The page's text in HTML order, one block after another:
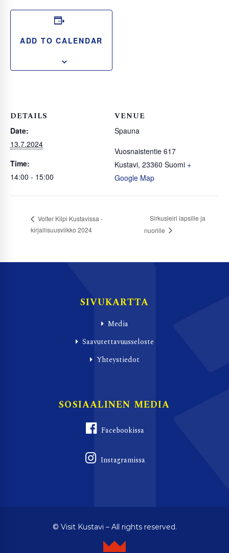
ADD TO CALENDAR
DETAILS
Date:
13.7.2024
Time:
14:00 - 15:00
VENUE
Spauna
Vuosnaistentie 617
Kustavi, 23360 Suomi +
Google Map
Volter Kilpi Kustavissa -
kirjallisuusviikko 2024
Sirkusleiri lapsille ja
nuorille
SIVUKARTTA
Media
Saavutettavuusseloste
Yhteystiedot
SOSIAALINEN MEDIA
Facebookissa
Instagramissa
© Visit Kustavi – All rights reserved.